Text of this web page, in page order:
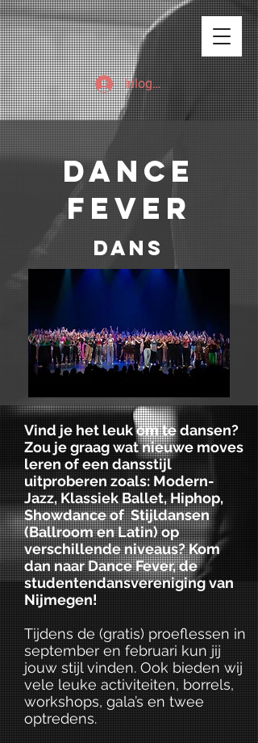
Inloggen
Dance
Fever
dans
Vind je het leuk om te dansen?
Zou je graag wat nieuwe moves
leren of een dansstijl
uitproberen zoals: Modern-
Jazz, Klassiek Ballet, Hiphop,
Showdance of Stijldansen
(Ballroom en Latin) op
verschillende niveaus? Kom
dan naar Dance Fever, de
studentendansvereniging van
Nijmegen!
Tijdens de (gratis) proeflessen in
september en februari kun jij
jouw stijl vinden. Ook bieden wij
vele leuke activiteiten, borrels,
workshops, gala’s en twee
optredens.